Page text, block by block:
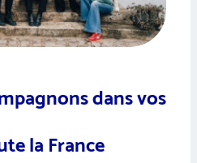
dans vos
la France